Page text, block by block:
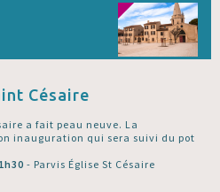
Césaire
a fait peau neuve. La
inauguration qui sera suivi du pot
- Parvis Église St Césaire